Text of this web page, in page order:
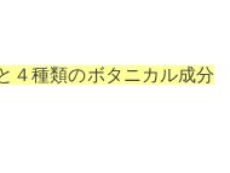
４種類のボタニカル成分